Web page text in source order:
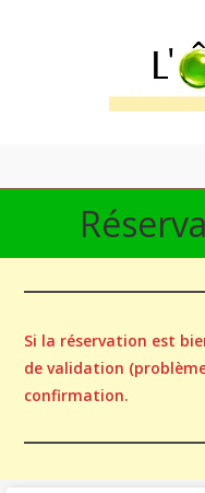
Si la réservation est
de validation
confirmation.